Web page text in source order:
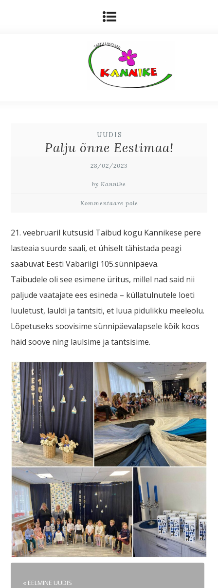
UUDIS
Palju õnne Eestimaa!
28/02/2023
by Kannike
Kommentaare pole
21. veebruaril kutsusid Taibud kogu Kannikese pere
lasteaia suurde saali, et ühiselt tähistada peagi
saabuvat Eesti Vabariigi 105.sünnipäeva.
Taibudele oli see esimene üritus, millel nad said nii
paljude vaatajate ees esineda – küllatulnutele loeti
luuletust, lauldi ja tantsiti, et luua pidulikku meeleolu.
Lõpetuseks soovisime sünnipäevalapsele kõik koos
häid soove ning laulsime ja tantsisime.
« EELMINE UUDIS